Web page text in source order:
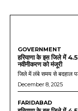
GOVERNMENT
हरियाणा के इस जिले में
नवीनीकरण को मंजूरी
जिले में लंबे समय से बदहाल
December 8, 2025
FARIDABAD